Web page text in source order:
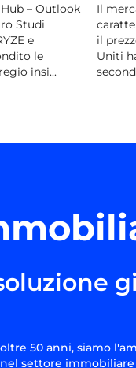
– Outlook
Studi
e
le
insi...
Il
il
Uniti
50 anni, siamo
settore